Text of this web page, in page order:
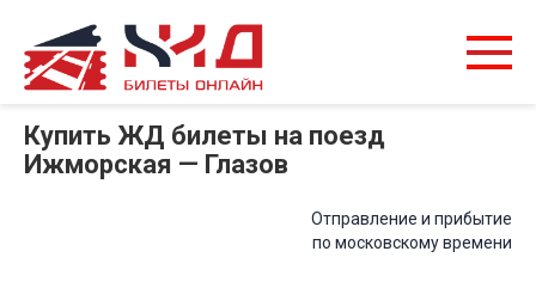
Купить ЖД билеты на поезд
Ижморская — Глазов
Отправление и прибытие
по московскому времени